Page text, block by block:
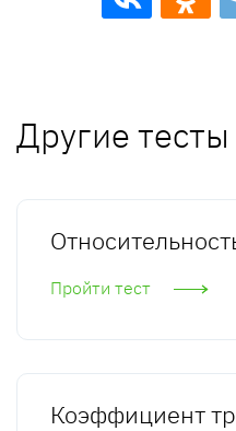
Другие тесты
Пройти тест
Коэффициент